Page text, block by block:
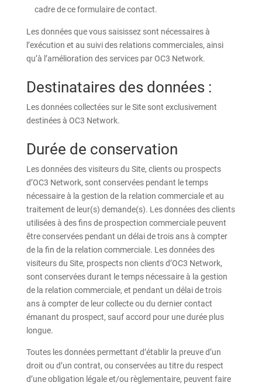
cadre de ce formulaire de contact.
Les données que vous saisissez sont nécessaires à
l’exécution et au suivi des relations commerciales, ainsi
qu’à l’amélioration des services par OC3 Network.
Destinataires des données :
Les données collectées sur le Site sont exclusivement
destinées à OC3 Network.
Durée de conservation
Les données des visiteurs du Site, clients ou prospects
d’OC3 Network, sont conservées pendant le temps
nécessaire à la gestion de la relation commerciale et au
traitement de leur(s) demande(s). Les données des clients
utilisées à des fins de prospection commerciale peuvent
être conservées pendant un délai de trois ans à compter
de la fin de la relation commerciale. Les données des
visiteurs du Site, prospects non clients d’OC3 Network,
sont conservées durant le temps nécessaire à la gestion
de la relation commerciale, et pendant un délai de trois
ans à compter de leur collecte ou du dernier contact
émanant du prospect, sauf accord pour une durée plus
longue.
Toutes les données permettant d’établir la preuve d’un
droit ou d’un contrat, ou conservées au titre du respect
d’une obligation légale et/ou règlementaire, peuvent faire